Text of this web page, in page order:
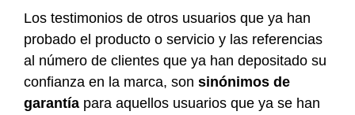
Los testimonios de otros usuarios que ya han
probado el producto o servicio y las referencias
al número de clientes que ya han depositado su
confianza en la marca, son sinónimos de
garantía para aquellos usuarios que ya se han